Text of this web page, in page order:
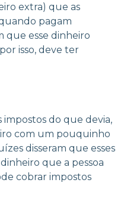
extra) que as
pagam
que esse dinheiro
isso, deve ter
do que devia,
com um pouquinho
disseram que esses
que a pessoa
cobrar impostos